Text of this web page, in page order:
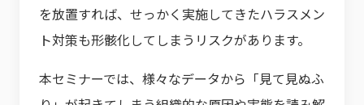
を放置すれば、せっかく実施してきたハラスメン
ト対策も形骸化してしまうリスクがあります。
本セミナーでは、様々なデータから「見て見ぬふ